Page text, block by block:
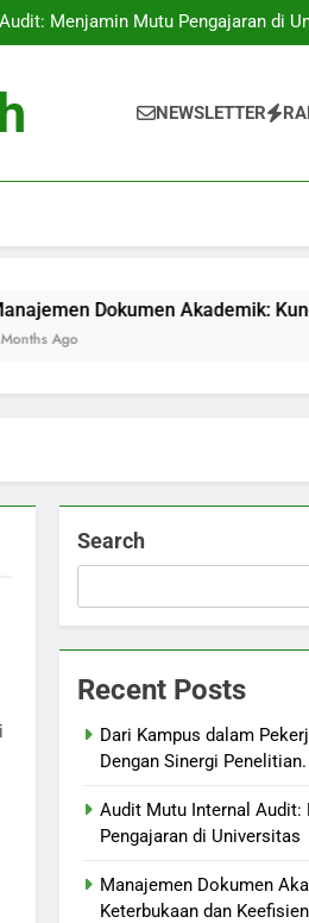
Menjamin Mutu Pengajaran di
Kunci bagi Keterbukaan dan
Menjamin Mutu Pengajaran di
Kunci bagi Keterbukaan dan
NEWSLETTER
Dokumen Akademik: Kunci bagi
Search
Recent Posts
Dari Kampus dalam
Dengan Sinergi Penelitian.
Audit Mutu Internal Audit:
Pengajaran di Universitas
Manajemen Dokumen
Keterbukaan dan